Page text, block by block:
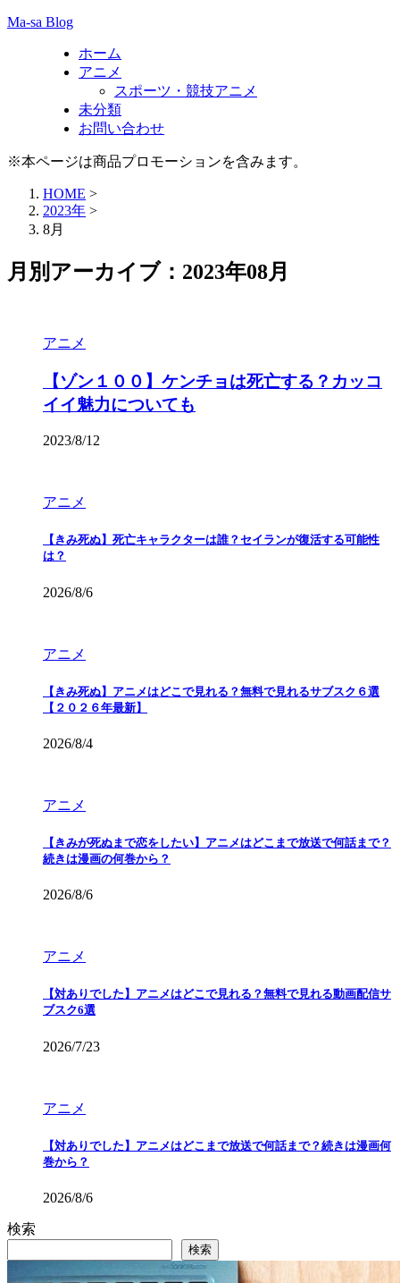
Ma-sa Blog
ホーム
アニメ
スポーツ・競技アニメ
未分類
お問い合わせ
※本ページは商品プロモーションを含みます。
HOME >
2023年 >
8月
月別アーカイブ：2023年08月
アニメ
【ゾン１００】ケンチョは死亡する？カッコ
イイ魅力についても
2023/8/12
アニメ
【きみ死ぬ】死亡キャラクターは誰？セイランが復活する可能性
は？
2026/8/6
アニメ
【きみ死ぬ】アニメはどこで見れる？無料で見れるサブスク６選
【２０２６年最新】
2026/8/4
アニメ
【きみが死ぬまで恋をしたい】アニメはどこまで放送で何話まで？
続きは漫画の何巻から？
2026/8/6
アニメ
【対ありでした】アニメはどこで見れる？無料で見れる動画配信サ
ブスク6選
2026/7/23
アニメ
【対ありでした】アニメはどこまで放送で何話まで？続きは漫画何
巻から？
2026/8/6
検索
検索